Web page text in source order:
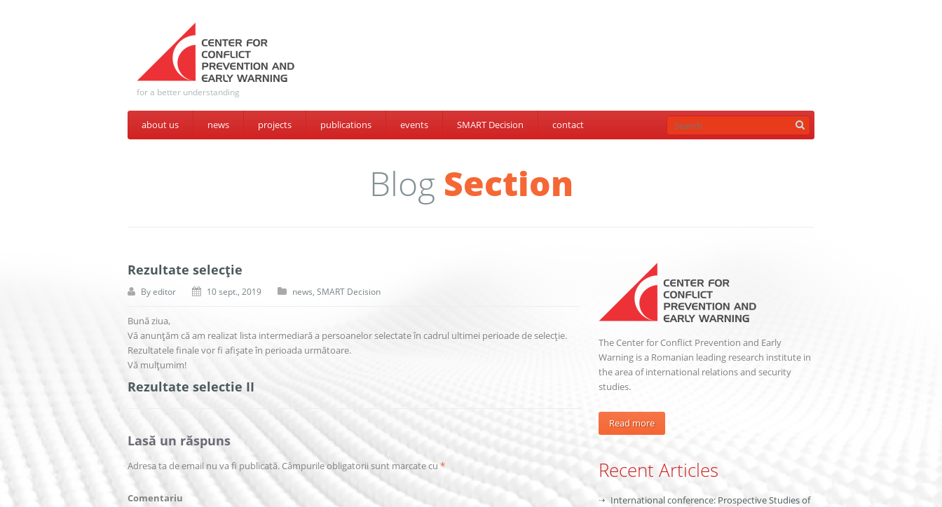
for a better understanding
about us news projects publications events SMART Decision contact
Blog Section
Rezultate selecție
Byeditor 10 sept., 2019 news, SMART Decision
Bună ziua,
Vă anunțăm că am realizat lista intermediară a persoanelor selectate în cadrul ultimei perioade de selecție.
Rezultatele finale vor fi afișate în perioada următoare.
Vă mulțumim!
Rezultate selectie II
Lasă un răspuns
Adresa ta de email nu va fi publicată.Câmpurile obligatorii sunt marcate cu *
Comentariu
The Center for Conflict Prevention and Early
Warning is a Romanian leading research institute in
the area of international relations and security
studies.
Read more
Recent Articles
International conference: Prospective Studies of